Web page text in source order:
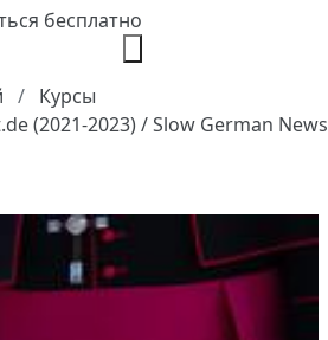
бесплатно
Курсы
(2021-2023) / Slow German News